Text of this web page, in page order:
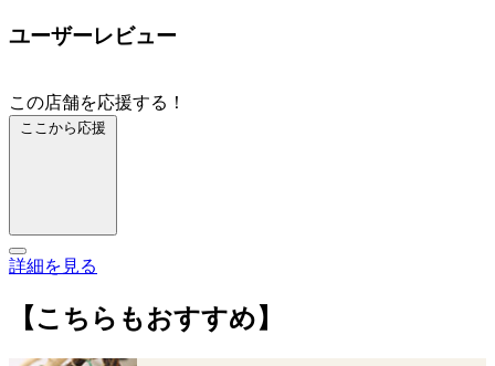
ユーザーレビュー
この店舗を応援する！
ここから応援
詳細を見る
【こちらもおすすめ】